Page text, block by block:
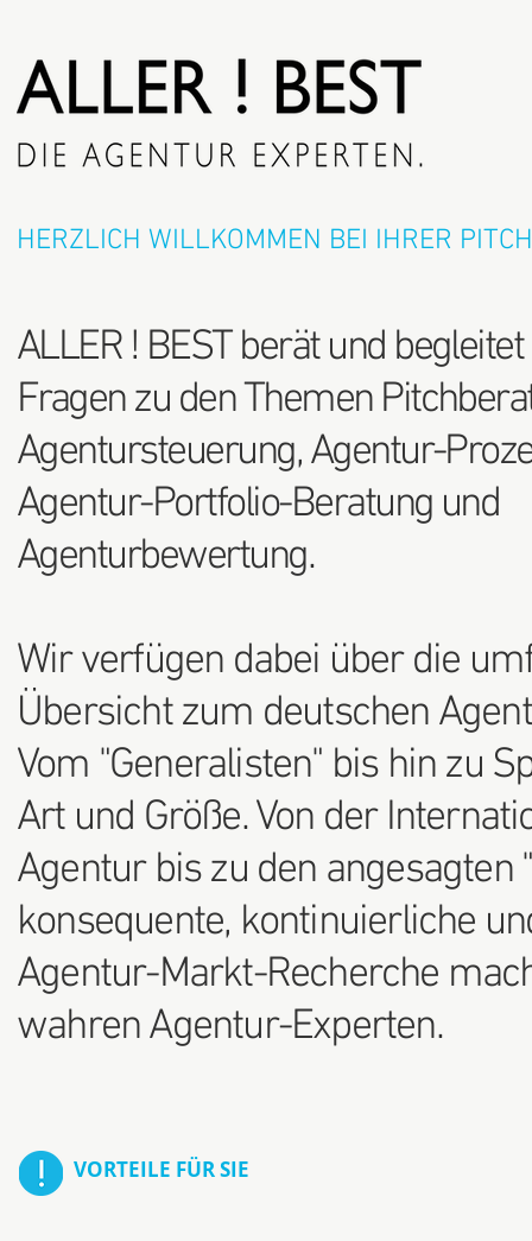
HERZLICH WILLKOMMEN BEI IHRER
ALLER ! BEST berät und
Fragen zu den Themen
Agentursteuerung, Agentur-
Agentur-Portfolio-Beratung und
Agenturbewertung.
Wir verfügen dabei über die
Übersicht zum deutschen
Vom "Generalisten" bis hin zu
Art und Größe. Von der
Agentur bis zu den angesagten
konsequente, kontinuierliche
Agentur-Markt-Recherche
wahren Agentur-Experten.
VORTEILE FÜR SIE